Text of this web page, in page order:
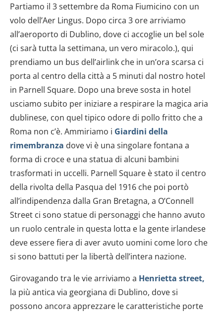
Partiamo il 3 settembre da Roma Fiumicino con un
volo dell’Aer Lingus. Dopo circa 3 ore arriviamo
all’aeroporto di Dublino, dove ci accoglie un bel sole
(ci sarà tutta la settimana, un vero miracolo.), qui
prendiamo un bus dell’airlink che in un’ora scarsa ci
porta al centro della città a 5 minuti dal nostro hotel
in Parnell Square. Dopo una breve sosta in hotel
usciamo subito per iniziare a respirare la magica aria
dublinese, con quel tipico odore di pollo fritto che a
Roma non c’è. Ammiriamo i Giardini della
rimembranza dove vi è una singolare fontana a
forma di croce e una statua di alcuni bambini
trasformati in uccelli. Parnell Square è stato il centro
della rivolta della Pasqua del 1916 che poi portò
all’indipendenza dalla Gran Bretagna, a O’Connell
Street ci sono statue di personaggi che hanno avuto
un ruolo centrale in questa lotta e la gente irlandese
deve essere fiera di aver avuto uomini come loro che
si sono battuti per la libertà dell’intera nazione.
Girovagando tra le vie arriviamo a Henrietta street,
la più antica via georgiana di Dublino, dove si
possono ancora apprezzare le caratteristiche porte